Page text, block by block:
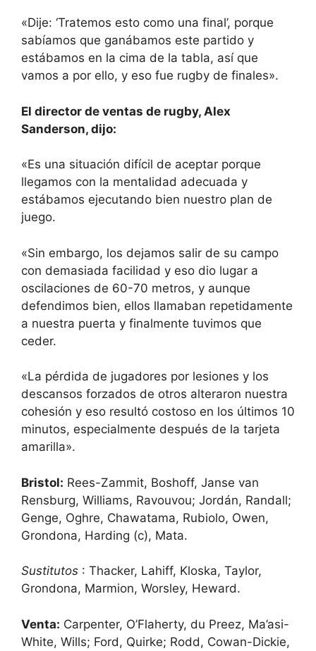
«Dije: ‘Tratemos esto como una final’, porque
sabíamos que ganábamos este partido y
estábamos en la cima de la tabla, así que
vamos a por ello, y eso fue rugby de finales».
El director de ventas de rugby, Alex
Sanderson, dijo:
«Es una situación difícil de aceptar porque
llegamos con la mentalidad adecuada y
estábamos ejecutando bien nuestro plan de
juego.
«Sin embargo, los dejamos salir de su campo
con demasiada facilidad y eso dio lugar a
oscilaciones de 60-70 metros, y aunque
defendimos bien, ellos llamaban repetidamente
a nuestra puerta y finalmente tuvimos que
ceder.
«La pérdida de jugadores por lesiones y los
descansos forzados de otros alteraron nuestra
cohesión y eso resultó costoso en los últimos 10
minutos, especialmente después de la tarjeta
amarilla».
Bristol: Rees-Zammit, Boshoff, Janse van
Rensburg, Williams, Ravouvou; Jordán, Randall;
Genge, Oghre, Chawatama, Rubiolo, Owen,
Grondona, Harding (c), Mata.
Sustitutos : Thacker, Lahiff, Kloska, Taylor,
Grondona, Marmion, Worsley, Heward.
Venta: Carpenter, O’Flaherty, du Preez, Ma’asi-
White, Wills; Ford, Quirke; Rodd, Cowan-Dickie,